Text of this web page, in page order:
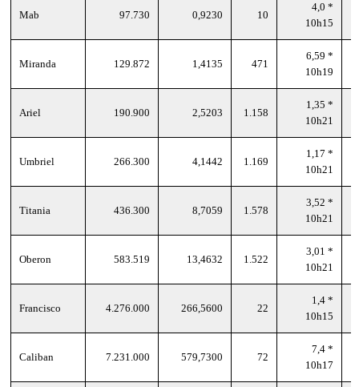
Mab 97.730 0,9230 10
4,0 *
10h15
Miranda 129.872 1,4135 471
6,59 *
10h19
Ariel 190.900 2,5203 1.158
1,35 *
10h21
Umbriel 266.300 4,1442 1.169
1,17 *
10h21
Titania 436.300 8,7059 1.578
3,52 *
10h21
Oberon 583.519 13,4632 1.522
3,01 *
10h21
Francisco 4.276.000 266,5600 22
1,4 *
10h15
Caliban 7.231.000 579,7300 72
7,4 *
10h17